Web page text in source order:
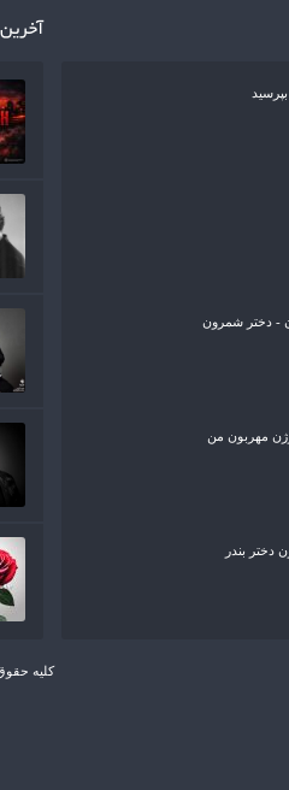
- دختر شمرون
مهربون من
دختر بندر
کلیه